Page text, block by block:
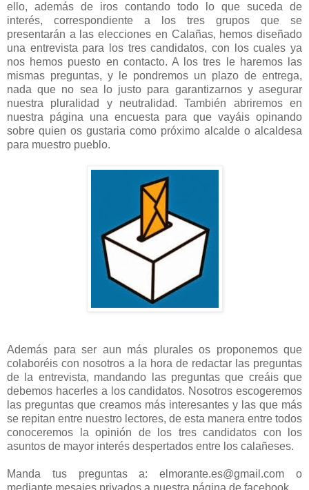
ello, además de iros contando todo lo que suceda de
interés, correspondiente a los tres grupos que se
presentarán a las elecciones en Calañas, hemos diseñado
una entrevista para los tres candidatos, con los cuales ya
nos hemos puesto en contacto. A los tres le haremos las
mismas preguntas, y le pondremos un plazo de entrega,
nada que no sea lo justo para garantizarnos y asegurar
nuestra pluralidad y neutralidad. También abriremos en
nuestra página una encuesta para que vayáis opinando
sobre quien os gustaria como próximo alcalde o alcaldesa
para muestro pueblo.
Además para ser aun más plurales os proponemos que
colaboréis con nosotros a la hora de redactar las preguntas
de la entrevista, mandando las preguntas que creáis que
debemos hacerles a los candidatos. Nosotros escogeremos
las preguntas que creamos más interesantes y las que más
se repitan entre nuestro lectores, de esta manera entre todos
conoceremos la opinión de los tres candidatos con los
asuntos de mayor interés despertados entre los calañeses.
Manda tus preguntas a: elmorante.es@gmail.com o